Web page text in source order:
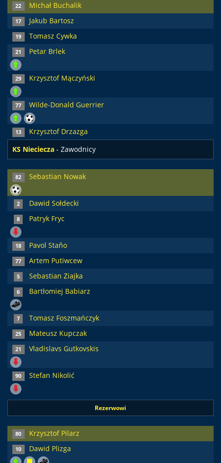
22 Michał Buchalik
17 Jakub Bartosz
19 Tomasz Cywka
21 Petar Brlek
29 Krzysztof Mączyński
77 Wilde-Donald Guerrier
13
Krzysztof Drzazga
KS Nieciecza - Zawodnicy
82 Sebastian Nowak
2 Dawid Sołdecki
8 Patryk Fryc
18 Pavol Staňo
77 Artem Putiwcew
5 Sebastian Ziajka
6 Bartłomiej Babiarz
7 Tomasz Foszmańczyk
25 Mateusz Kupczak
21 Vladislavs Gutkovskis
90 Stefan Nikolić
Rezerwowi
80 Krzysztof Pilarz
10 Dawid Plizga